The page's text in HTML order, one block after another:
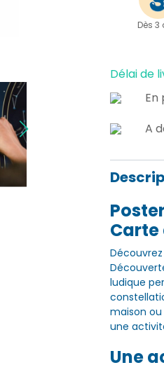
Dès 3
Délai de
En
A
Carte
ludique
maison ou
une
Une